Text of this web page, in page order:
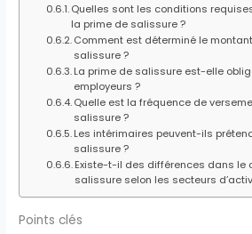
Quelles sont les conditions
la prime de salissure ?
Comment est déterminé le
salissure ?
La prime de salissure est-elle
employeurs ?
Quelle est la fréquence de
salissure ?
Les intérimaires peuvent-ils
salissure ?
Existe-t-il des différences dans le
salissure selon les secteurs
Points clés